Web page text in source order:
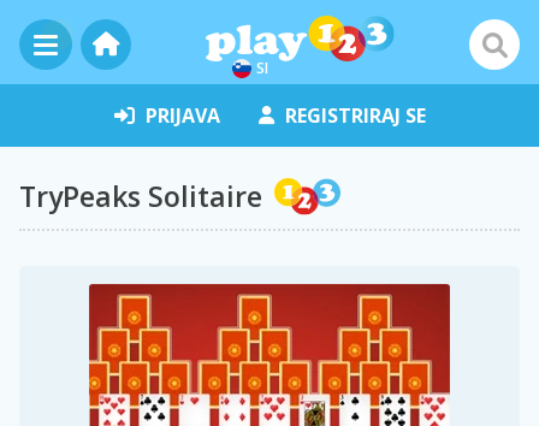
SI
PRIJAVA REGISTRIRAJ SE
TryPeaks Solitaire